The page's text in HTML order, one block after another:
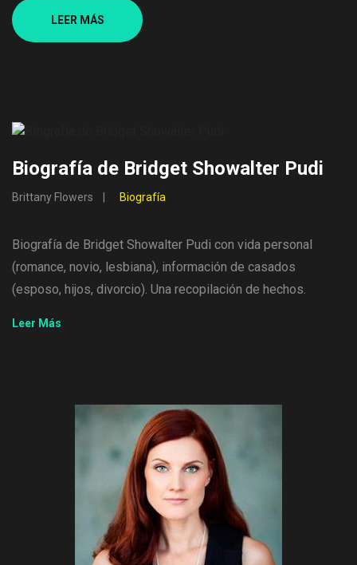
LEER MÁS
Biografía de Bridget Showalter Pudi
Brittany Flowers Biografía
Biografía de Bridget Showalter Pudi con vida personal
(romance, novio, lesbiana), información de casados ​​
(esposo, hijos, divorcio). Una recopilación de hechos.
Leer Más